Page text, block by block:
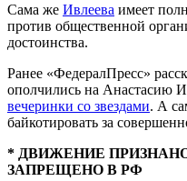
Сама же Ивлеева имеет
против общественной
достоинства.
Ранее «ФедералПресс»
ополчились на Анастасию
вечеринки со звездами. А
байкотировать за
* ДВИЖЕНИЕ
ЗАПРЕЩЕНО В РФ